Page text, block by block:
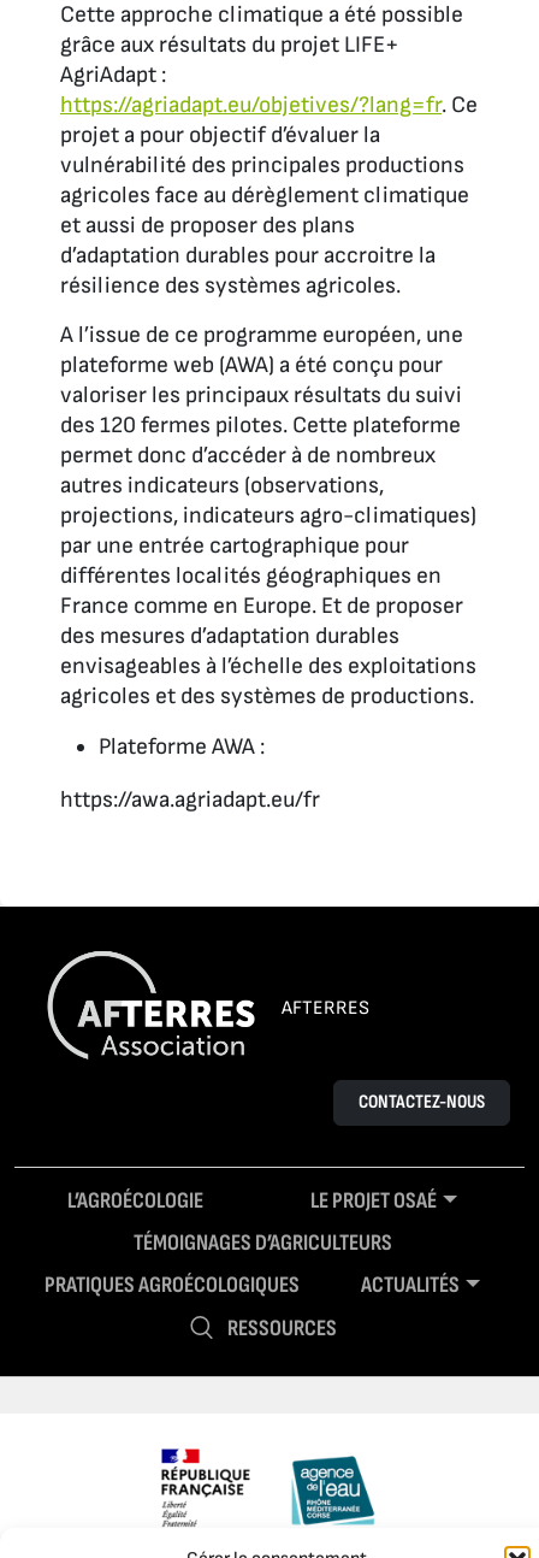
Cette approche climatique a été possible
grâce aux résultats du projet LIFE+
AgriAdapt :
https://agriadapt.eu/objetives/?lang=fr. Ce
projet a pour objectif d’évaluer la
vulnérabilité des principales productions
agricoles face au dérèglement climatique
et aussi de proposer des plans
d’adaptation durables pour accroitre la
résilience des systèmes agricoles.
A l’issue de ce programme européen, une
plateforme web (AWA) a été conçu pour
valoriser les principaux résultats du suivi
des 120 fermes pilotes. Cette plateforme
permet donc d’accéder à de nombreux
autres indicateurs (observations,
projections, indicateurs agro-climatiques)
par une entrée cartographique pour
différentes localités géographiques en
France comme en Europe. Et de proposer
des mesures d’adaptation durables
envisageables à l’échelle des exploitations
agricoles et des systèmes de productions.
Plateforme AWA :
https://awa.agriadapt.eu/fr
AFTERRES
CONTACTEZ-NOUS
L’AGROÉCOLOGIE
LE PROJET OSAÉ
TÉMOIGNAGES D’AGRICULTEURS
PRATIQUES AGROÉCOLOGIQUES
ACTUALITÉS
RESSOURCES